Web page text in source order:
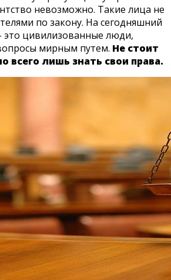
невозможно. Такие лица не
по закону. На сегодняшний
это цивилизованные люди,
мирным путем. Не стоит
всего лишь знать свои права.